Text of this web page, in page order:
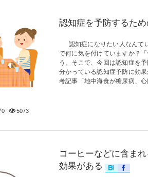
認知症を予防するた
認知症になりたい人なんて
で何に気を付けていますか？
う。そこで、今回は認知症を
分かっている認知症予防に効
考記事「地中海食が糖尿病、
0 5073
コーヒーなどに含ま
効果がある